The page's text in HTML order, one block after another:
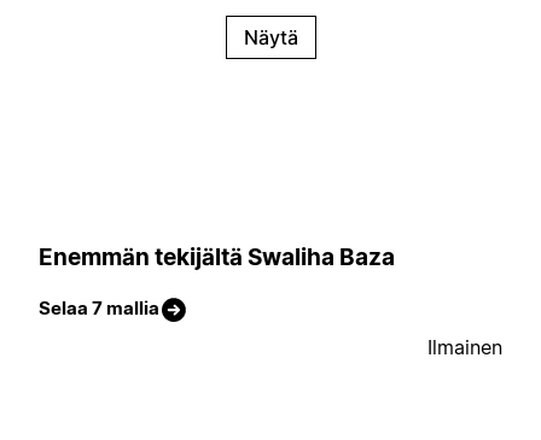
Näytä
Enemmän tekijältä Swaliha Baza
Selaa 7 mallia
Ilmainen